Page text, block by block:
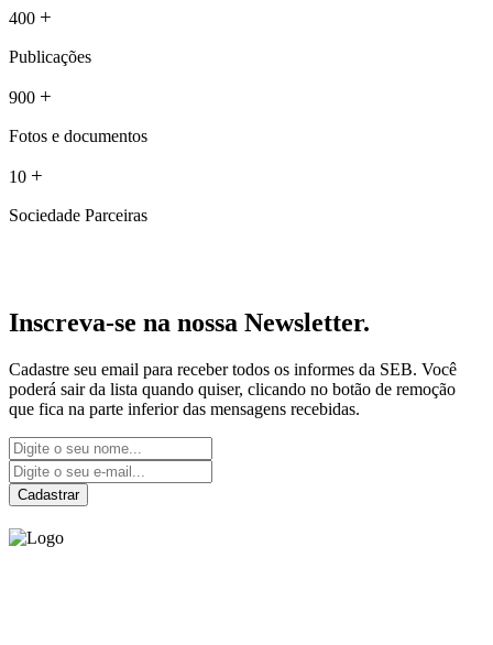
400 +
Publicações
900 +
Fotos e documentos
10 +
Sociedade Parceiras
Inscreva-se na nossa Newsletter.
Cadastre seu email para receber todos os informes da SEB. Você
poderá sair da lista quando quiser, clicando no botão de remoção
que fica na parte inferior das mensagens recebidas.
Cadastrar